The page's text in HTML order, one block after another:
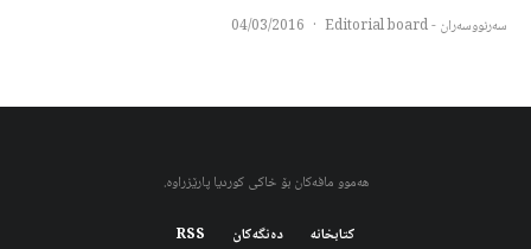
سەرنووسەران - Editorial board ·
04/03/2016
هەموو مافەکان بۆ خاکی کوردیا پارێزراوە.
کتابخانه دەنگەکان RSS